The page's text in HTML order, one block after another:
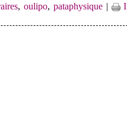
,oulipo, pataphysique|